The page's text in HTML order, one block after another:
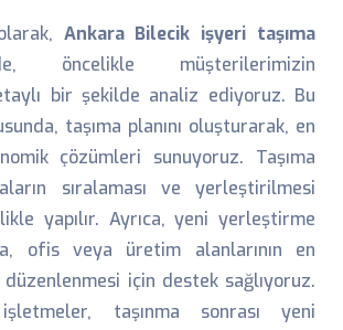
Ankara Bilecik işyeri taşıma
öncelikle müşterilerimizin
bir şekilde analiz ediyoruz. Bu
taşıma planını oluşturarak, en
çözümleri sunuyoruz. Taşıma
sıralaması ve yerleştirilmesi
yapılır. Ayrıca, yeni yerleştirme
ofis veya üretim alanlarının en
için destek sağlıyoruz.
taşınma sonrası yeni